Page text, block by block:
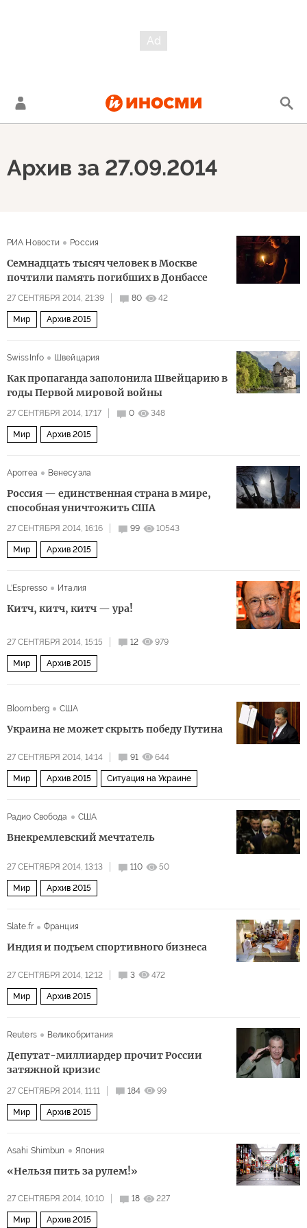
Архив за 27.09.2014
РИА Новости Россия
Семнадцать тысяч человек в Москве
почтили память погибших в Донбассе
27 СЕНТЯБРЯ 2014, 21:39 80 42
Мир Архив 2015
SwissInfo Швейцария
Как пропаганда заполонила Швейцарию в
годы Первой мировой войны
27 СЕНТЯБРЯ 2014, 17:17 0 348
Мир Архив 2015
Aporrea Венесуэла
Россия — единственная страна в мире,
способная уничтожить США
27 СЕНТЯБРЯ 2014, 16:16 99 10543
Мир Архив 2015
L'Espresso Италия
Китч, китч, китч — ура!
27 СЕНТЯБРЯ 2014, 15:15 12 979
Мир Архив 2015
Bloomberg США
Украина не может скрыть победу Путина
27 СЕНТЯБРЯ 2014, 14:14 91 644
Мир Архив 2015 Ситуация на Украине
Радио Свобода США
Внекремлевский мечтатель
27 СЕНТЯБРЯ 2014, 13:13 110 50
Мир Архив 2015
Slate.fr Франция
Индия и подъем спортивного бизнеса
27 СЕНТЯБРЯ 2014, 12:12 3 472
Мир Архив 2015
Reuters Великобритания
Депутат-миллиардер прочит России
затяжной кризис
27 СЕНТЯБРЯ 2014, 11:11 184 99
Мир Архив 2015
Asahi Shimbun Япония
«Нельзя пить за рулем!»
27 СЕНТЯБРЯ 2014, 10:10 18 227
Мир Архив 2015